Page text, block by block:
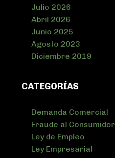
Julio 2026
Abril 2026
Junio 2025
Agosto 2023
Diciembre 2019
CATEGORÍAS
Demanda Comercial
Fraude al Consumidor
Ley de Empleo
Ley Empresarial